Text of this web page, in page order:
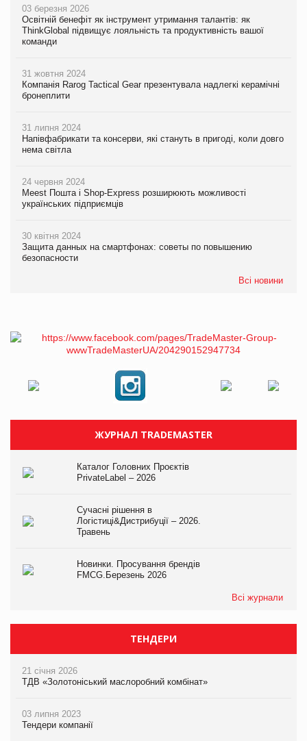
03 березня 2026
Освітній бенефіт як інструмент утримання талантів: як
ThinkGlobal підвищує лояльність та продуктивність вашої
команди
31 жовтня 2024
Компанія Rarog Tactical Gear презентувала надлегкі керамічні
бронеплити
31 липня 2024
Напівфабрикати та консерви, які стануть в пригоді, коли довго
нема світла
24 червня 2024
Meest Пошта і Shop-Express розширюють можливості
українських підприємців
30 квітня 2024
Защита данных на смартфонах: советы по повышению
безопасности
Всі новини
ЖУРНАЛ TRADEMASTER
Каталог Головних Проєктів
PrivateLabel – 2026
Сучасні рішення в
Логістиці&Дистрибуції – 2026.
Травень
Новинки. Просування брендів
FMCG.Березень 2026
Всі журнали
ТЕНДЕРИ
21 січня 2026
ТДВ «Золотоніський маслоробний комбінат»
03 липня 2023
Тендери компанії